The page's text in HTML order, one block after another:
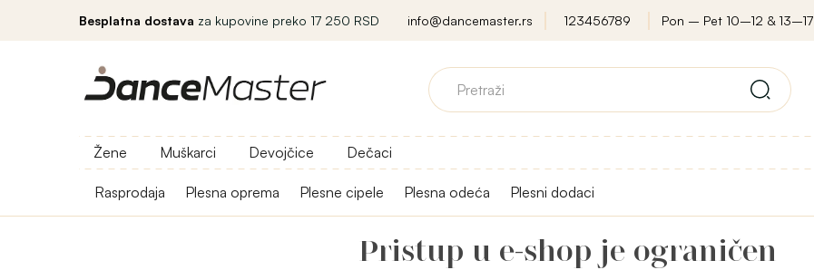
Besplatna dostava za kupovine preko 17 250 RSD info@dancemaster.rs 123456789 Pon – Pet 10–12 & 13–17
Žene Muškarci Devojčice Dečaci
Rasprodaja Plesna oprema Plesne cipele Plesna odeća Plesni dodaci
Pristup u e-shop je ograničen